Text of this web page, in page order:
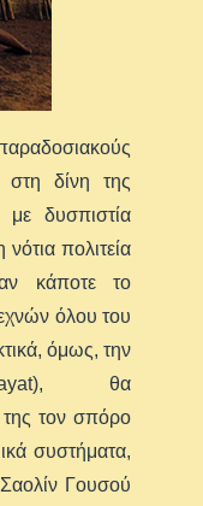
στη δίνη της
δυσπιστία
πολιτεία
κάποτε το
όλου του
όμως, την
θα
τον σπόρο
συστήματα,
Γουσού